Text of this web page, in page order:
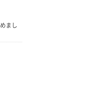
まし